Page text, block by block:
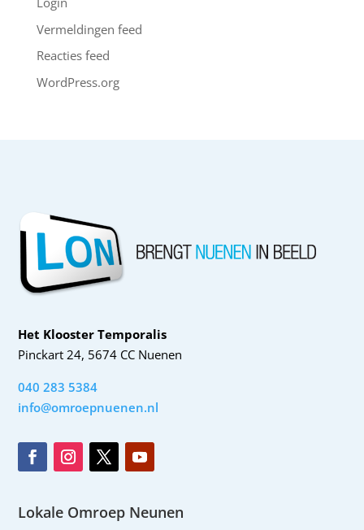
Vermeldingen feed
Reacties feed
WordPress.org
Het Klooster Temporalis
Pinckart 24, 5674 CC Nuenen
040 283 5384
info@omroepnuenen.nl
Lokale Omroep Neunen